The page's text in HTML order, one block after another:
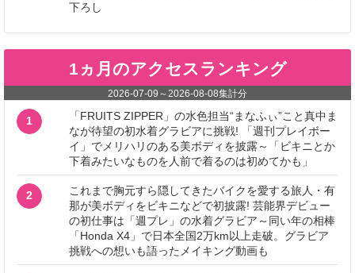
下ろし
1ヵ月のアクセスランキング
2026-07-09 ～2026-08-08集計分
1
「FRUITS ZIPPER」の水色担当“まなふぃ”こと真中ま
なが待望の初水着グラビアに挑戦! 「週刊プレイボー
イ」でメリハリのある美ボディを披露～「ビキニとか
下着みたいなものを人前で着るのは初めてかも」
2
これまで胸元すら隠してきたバイクを愛する旅人・有
那が美ボディをビキニなどで初披露! 芸能界デビュー
の初仕事は「週プレ」の水着グラビア～同い年の相棒
「Honda X4」で日本全国2万km以上走破。グラビア
挑戦への想いも語ったメイキング動画も